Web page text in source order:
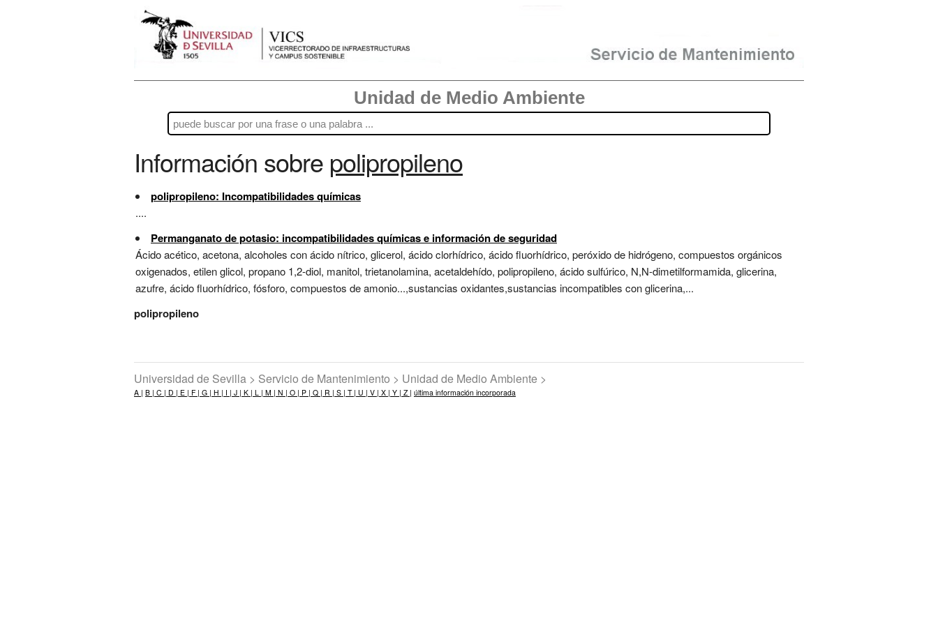
Unidad de Medio Ambiente
Información sobre polipropileno
polipropileno: Incompatibilidades químicas
....
Permanganato de potasio: incompatibilidades químicas e información de seguridad
Ácido acético, acetona, alcoholes con ácido nítrico, glicerol, ácido clorhídrico, ácido fluorhídrico, peróxido de hidrógeno, compuestos orgánicos
oxigenados, etilen glicol, propano 1,2-diol, manitol, trietanolamina, acetaldehído, polipropileno, ácido sulfúrico, N,N-dimetilformamida, glicerina,
azufre, ácido fluorhídrico, fósforo, compuestos de amonio...,sustancias oxidantes,sustancias incompatibles con glicerina,...
polipropileno
Universidad de Sevilla > Servicio de Mantenimiento > Unidad de Medio Ambiente >
A | B | C | D | E | F | G | H | I | J | K | L | M | N | O | P | Q | R | S | T | U | V | X | Y | Z | última información incorporada